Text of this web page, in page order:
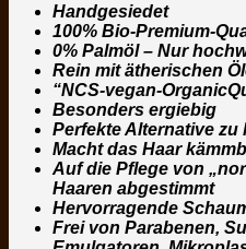
Handgesiedet
100% Bio-Premium-
0% Palmöl – Nur
Rein mit ätherischen
“NCS-vegan-
Besonders ergiebig
Perfekte Alternative
Macht das Haar
Auf die Pflege von
Haaren abgestimmt
Hervorragende
Frei von Parabenen,